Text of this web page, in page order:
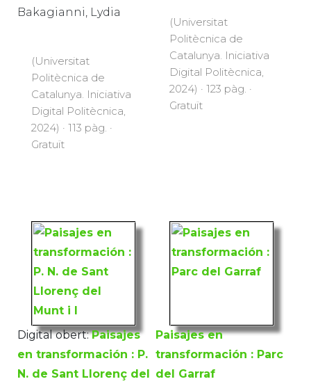
Bakagianni, Lydia
(Universitat
Politècnica de
Catalunya. Iniciativa
Digital Politècnica,
2024) · 113 pàg. ·
Gratuït
(Universitat
Politècnica de
Catalunya. Iniciativa
Digital Politècnica,
2024) · 123 pàg. ·
Gratuït
Digital obert: Paisajes
en transformación : P.
N. de Sant Llorenç del
Paisajes en
transformación : Parc
del Garraf